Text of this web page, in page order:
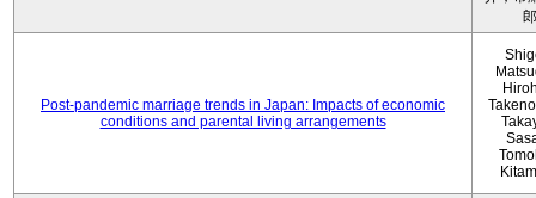
郎
Post-pandemic marriage trends in Japan: Impacts of economic
conditions and parental living arrangements